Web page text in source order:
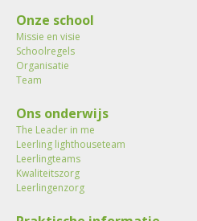
Onze school
Missie en visie
Schoolregels
Organisatie
Team
Ons onderwijs
The Leader in me
Leerling lighthouseteam
Leerlingteams
Kwaliteitszorg
Leerlingenzorg